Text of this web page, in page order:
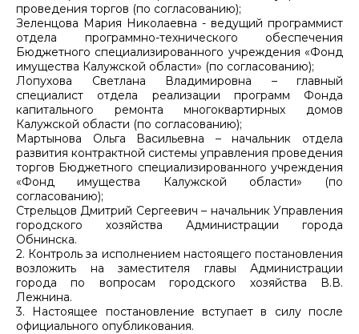
проведения торгов (по согласованию);
Зеленцова Мария Николаевна - ведущий программист
отдела программно-технического обеспечения
Бюджетного специализированного учреждения «Фонд
имущества Калужской области» (по согласованию);
Лопухова Светлана Владимировна – главный
специалист отдела реализации программ Фонда
капитального ремонта многоквартирных домов
Калужской области (по согласованию);
Мартынова Ольга Васильевна – начальник отдела
развития контрактной системы управления проведения
торгов Бюджетного специализированного учреждения
«Фонд имущества Калужской области» (по
согласованию);
Стрельцов Дмитрий Сергеевич – начальник Управления
городского хозяйства Администрации города
Обнинска.
2. Контроль за исполнением настоящего постановления
возложить на заместителя главы Администрации
города по вопросам городского хозяйства В.В.
Лежнина.
3. Настоящее постановление вступает в силу после
официального опубликования.